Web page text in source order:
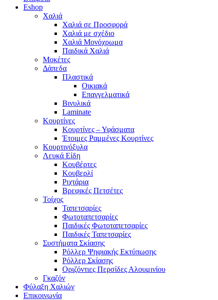
Eshop
Χαλιά
Χαλιά σε Προσφορά
Χαλιά με σχέδιο
Χαλιά Μονόχρωμα
Παιδικά Χαλιά
Μοκέτες
Δάπεδα
Πλαστικά
Οικιακά
Επαγγελματικά
Βινυλικά
Laminate
Κουρτίνες
Κουρτίνες – Υφάσματα
Έτοιμες Ραμμένες Κουρτίνες
Κουρτινόξυλα
Λευκά Είδη
Κουβέρτες
Κουβερλί
Ριχτάρια
Βρεφικές Πετσέτες
Τοίχος
Ταπετσαρίες
Φωτοταπετσαρίες
Παιδικές Φωτοταπετσαρίες
Παιδικές Ταπετσαρίες
Συστήματα Σκίασης
Ρόλλερ Ψηφιακής Εκτύπωσης
Ρόλλερ Σκίασης
Οριζόντιες Περσίδες Αλουμινίου
Γκαζόν
Φύλαξη Χαλιών
Επικοινωνία